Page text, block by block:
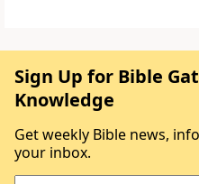
Sign Up for Bible
Knowledge
Get weekly Bible news,
your inbox.